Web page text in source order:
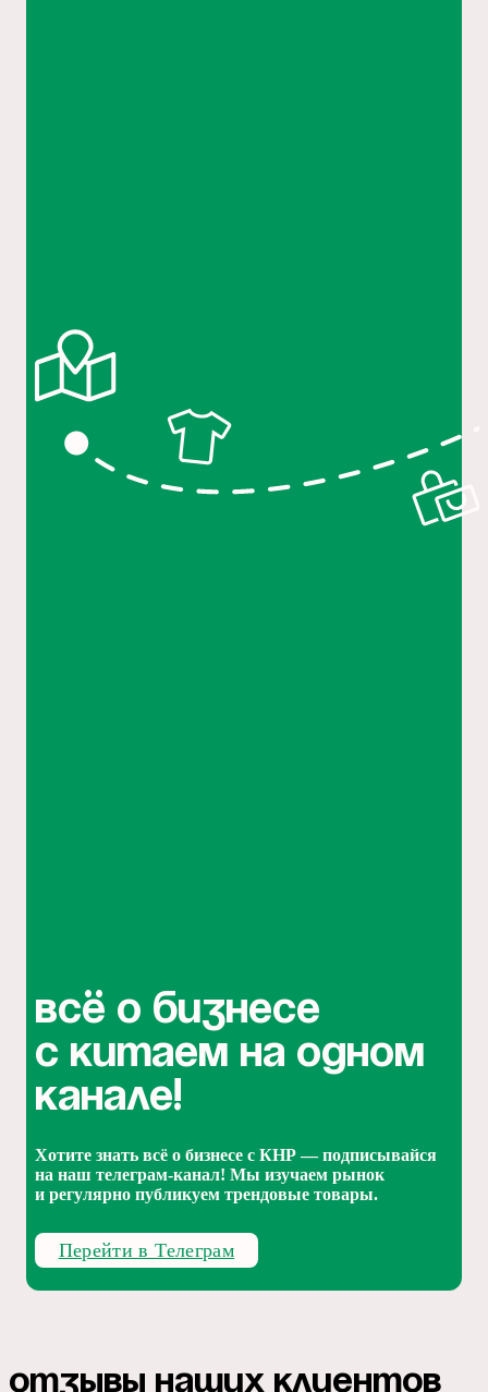
Всё о бизнесе
с Китаем на одном
канале!
Хотите знать всё о бизнесе с КНР — подписывайся
на наш телеграм-канал! Мы изучаем рынок
и регулярно публикуем трендовые товары.
Перейти в Телеграм
Отзывы наших клиентов